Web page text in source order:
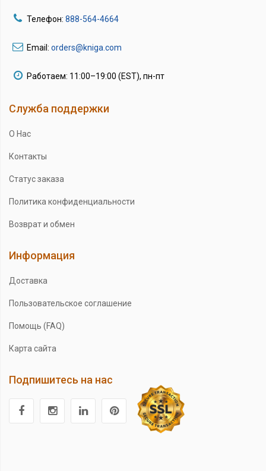
Телефон: 888-564-4664
Email: orders@kniga.com
Работаем: 11:00–19:00 (EST), пн-пт
Служба поддержки
О Нас
Контакты
Статус заказа
Политика конфиденциальности
Возврат и обмен
Информация
Доставка
Пользовательское соглашение
Помощь (FAQ)
Карта сайта
Подпишитесь на нас